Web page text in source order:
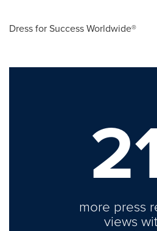
Dress for Success Worldwide®
more press
views